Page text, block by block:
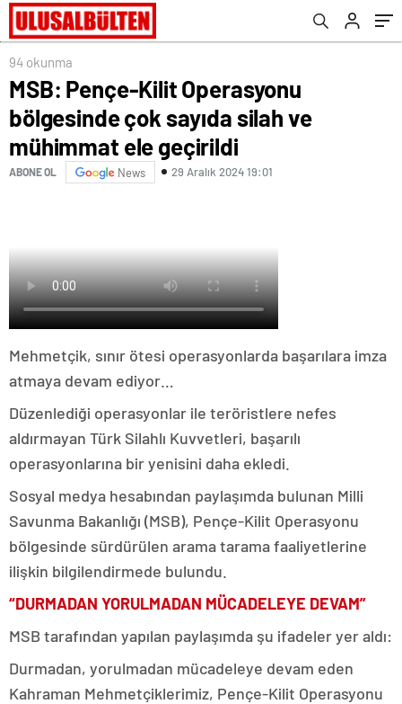
94 okunma
MSB: Pençe-Kilit Operasyonu
bölgesinde çok sayıda silah ve
mühimmat ele geçirildi
ABONE OL News 29 Aralık 2024 19:01
Mehmetçik, sınır ötesi operasyonlarda başarılara imza
atmaya devam ediyor…
Düzenlediği operasyonlar ile teröristlere nefes
aldırmayan Türk Silahlı Kuvvetleri, başarılı
operasyonlarına bir yenisini daha ekledi.
Sosyal medya hesabından paylaşımda bulunan Milli
Savunma Bakanlığı (MSB), Pençe-Kilit Operasyonu
bölgesinde sürdürülen arama tarama faaliyetlerine
ilişkin bilgilendirmede bulundu.
“DURMADAN YORULMADAN MÜCADELEYE DEVAM”
MSB tarafından yapılan paylaşımda şu ifadeler yer aldı:
Durmadan, yorulmadan mücadeleye devam eden
Kahraman Mehmetçiklerimiz, Pençe-Kilit Operasyonu